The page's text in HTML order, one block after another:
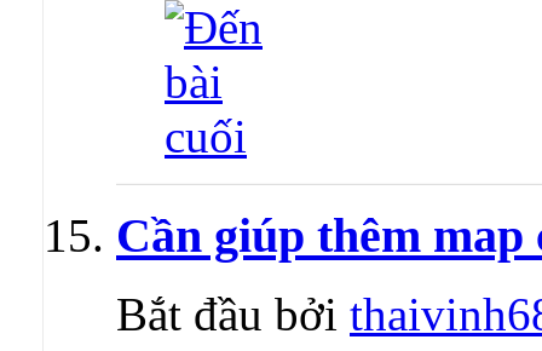
Cần giúp thêm map
Bắt đầu bởi